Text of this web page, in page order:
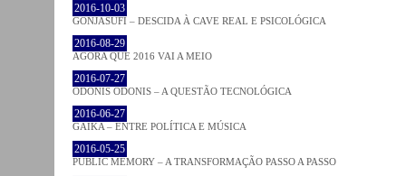
2016-10-03
GONJASUFI – DESCIDA À CAVE REAL E PSICOLÓGICA
2016-08-29
AGORA QUE 2016 VAI A MEIO
2016-07-27
ODONIS ODONIS – A QUESTÃO TECNOLÓGICA
2016-06-27
GAIKA – ENTRE POLÍTICA E MÚSICA
2016-05-25
PUBLIC MEMORY – A TRANSFORMAÇÃO PASSO A PASSO